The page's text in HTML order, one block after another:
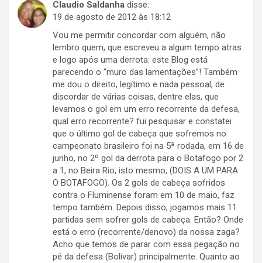
Claudio Saldanha disse:
19 de agosto de 2012 às 18:12
Vou me permitir concordar com alguém, não
lembro quem, que escreveu a algum tempo atras
e logo após uma derrota: este Blog está
parecendo o “muro das lamentações”! Também
me dou o direito, legítimo e nada pessoal, de
discordar de várias coisas, dentre elas, que
levamos o gol em um erro recorrente da defesa,
qual erro recorrente? fui pesquisar e constatei
que o último gol de cabeça que sofremos no
campeonato brasileiro foi na 5ª rodada, em 16 de
junho, no 2º gol da derrota para o Botafogo por 2
a 1, no Beira Rio, isto mesmo, (DOIS A UM PARA
O BOTAFOGO). Os 2 gols de cabeça sofridos
contra o Fluminense foram em 10 de maio, faz
tempo também. Depois disso, jogamos mais 11
partidas sem sofrer gols de cabeça. Então? Onde
está o erro (recorrente/denovo) da nossa zaga?
Acho que temos de parar com essa pegação no
pé da defesa (Bolivar) principalmente. Quanto ao